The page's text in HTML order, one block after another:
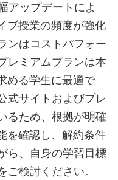
アップデートによ
ブ授業の頻度が強化
ンはコストパフォー
レミアムプランは本
める学生に最適で
式サイトおよびプレ
るため、根拠が明確
を確認し、解約条件
ら、自身の学習目標
ご検討ください。